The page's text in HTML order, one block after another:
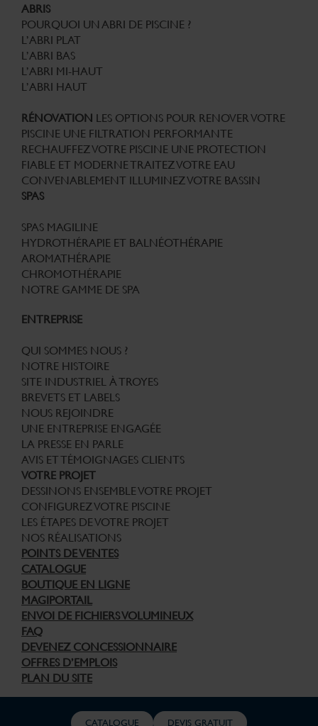
CATALOGUE DEVIS GRATUIT
ABRIS
POURQUOI UN ABRI DE PISCINE ?
L’ABRI PLAT
L’ABRI BAS
L’ABRI MI-HAUT
L’ABRI HAUT
RÉNOVATION LES OPTIONS POUR RENOVER VOTRE
PISCINE UNE FILTRATION PERFORMANTE
RECHAUFFEZ VOTRE PISCINE UNE PROTECTION
FIABLE ET MODERNETRAITEZ VOTRE EAU
CONVENABLEMENT ILLUMINEZ VOTRE BASSIN
SPAS
SPAS MAGILINE
HYDROTHÉRAPIE ET BALNÉOTHÉRAPIE
AROMATHÉRAPIE
CHROMOTHÉRAPIE
NOTRE GAMME DE SPA
ENTREPRISE
QUI SOMMES NOUS ?
NOTRE HISTOIRE
SITE INDUSTRIEL À TROYES
BREVETS ET LABELS
NOUS REJOINDRE
UNE ENTREPRISE ENGAGÉE
LA PRESSE EN PARLE
AVIS ET TÉMOIGNAGES CLIENTS
VOTRE PROJET
DESSINONS ENSEMBLE VOTRE PROJET
CONFIGUREZ VOTRE PISCINE
LES ÉTAPES DE VOTRE PROJET
NOS RÉALISATIONS
POINTS DE VENTES
CATALOGUE
BOUTIQUE EN LIGNE
MAGIPORTAIL
ENVOI DE FICHIERS VOLUMINEUX
FAQ
DEVENEZ CONCESSIONNAIRE
OFFRES D’EMPLOIS
PLAN DU SITE
© Copyright Piscines Magiline 2026 – Tous droits réservés –